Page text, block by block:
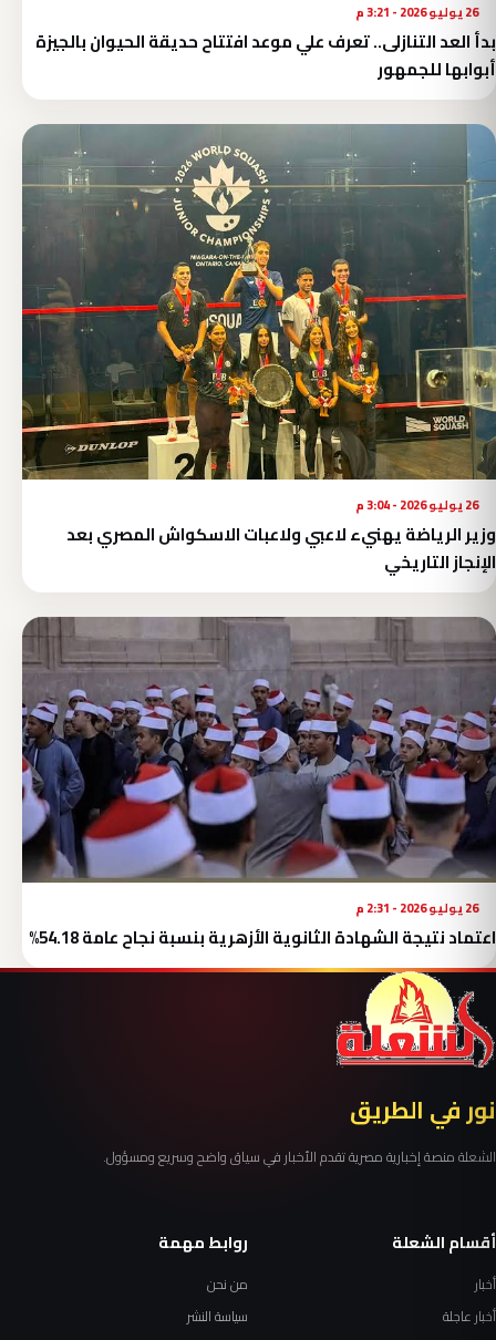
26 يوليو 2026 - 3:21 م
بدأ العد التنازلى.. تعرف علي موعد افتتاح حديقة الحيوان بالجيزة
أبوابها للجمهور
26 يوليو 2026 - 3:04 م
وزير الرياضة يهنيء لاعبي ولاعبات الاسكواش المصري بعد
الإنجاز التاريخي
26 يوليو 2026 - 2:31 م
اعتماد نتيجة الشهادة الثانوية الأزهرية بنسبة نجاح عامة 54.18%
نور في الطريق
الشعلة منصة إخبارية مصرية تقدم الأخبار في سياق واضح وسريع ومسؤول.
أقسام الشعلة
أخبار
أخبار عاجلة
روابط مهمة
من نحن
سياسة النشر